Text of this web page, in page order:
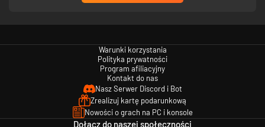
Warunki korzystania
Polityka prywatności
Program afiliacyjny
Kontakt do nas
Nasz Serwer Discord i Bot
Zrealizuj kartę podarunkową
Nowości o grach na PC i konsole
Dołącz do naszej społeczności